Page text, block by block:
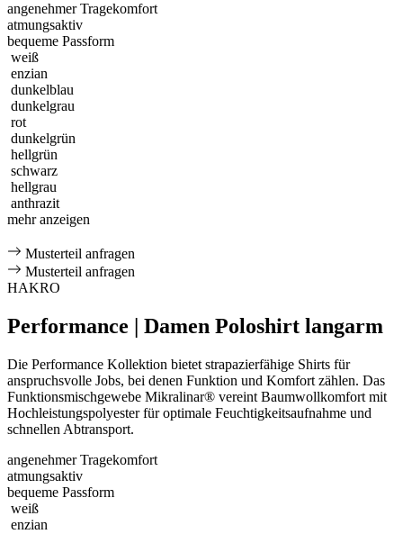
angenehmer Tragekomfort
atmungsaktiv
bequeme Passform
weiß
enzian
dunkelblau
dunkelgrau
rot
dunkelgrün
hellgrün
schwarz
hellgrau
anthrazit
mehr anzeigen
Musterteil anfragen
Musterteil anfragen
HAKRO
Performance | Damen Poloshirt langarm
Die Performance Kollektion bietet strapazierfähige Shirts für
anspruchsvolle Jobs, bei denen Funktion und Komfort zählen. Das
Funktionsmischgewebe Mikralinar® vereint Baumwollkomfort mit
Hochleistungspolyester für optimale Feuchtigkeitsaufnahme und
schnellen Abtransport.
angenehmer Tragekomfort
atmungsaktiv
bequeme Passform
weiß
enzian